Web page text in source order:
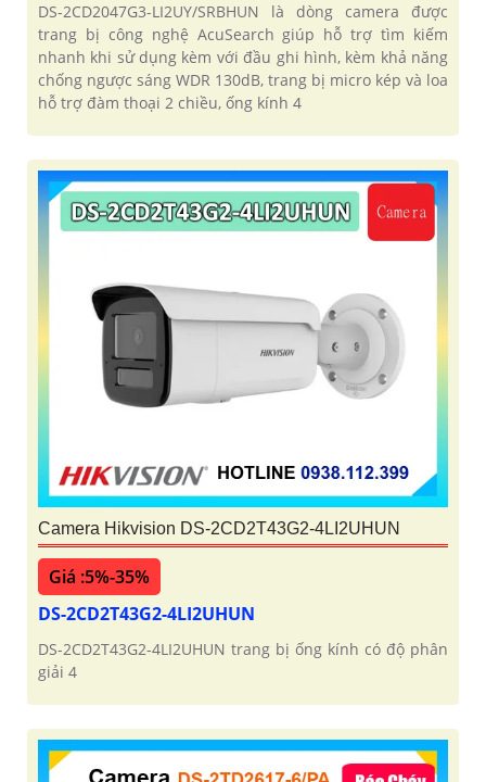
DS-2CD2047G3-LI2UY/SRBHUN là dòng camera được
trang bị công nghệ AcuSearch giúp hỗ trợ tìm kiếm
nhanh khi sử dụng kèm với đầu ghi hình, kèm khả năng
chống ngược sáng WDR 130dB, trang bị micro kép và loa
hỗ trợ đàm thoại 2 chiều, ống kính 4
Camera Hikvision DS-2CD2T43G2-4LI2UHUN
Giá :5%-35%
DS-2CD2T43G2-4LI2UHUN
DS-2CD2T43G2-4LI2UHUN trang bị ống kính có độ phân
giải 4